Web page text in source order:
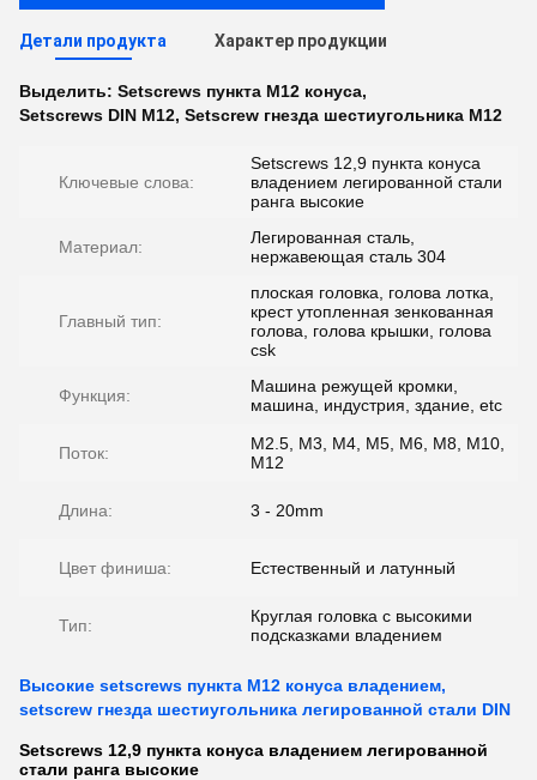
Детали продукта Характер продукции
Выделить: Setscrews пункта M12 конуса,
Setscrews DIN M12, Setscrew гнезда шестиугольника M12
Ключевые слова:
Setscrews 12,9 пункта конуса
владением легированной стали
ранга высокие
Материал:
Легированная сталь,
нержавеющая сталь 304
Главный тип:
плоская головка, голова лотка,
крест утопленная зенкованная
голова, голова крышки, голова
csk
Функция:
Машина режущей кромки,
машина, индустрия, здание, etc
Поток:
M2.5, M3, M4, M5, M6, M8, M10,
M12
Длина: 3 - 20mm
Цвет финиша: Естественный и латунный
Тип:
Круглая головка с высокими
подсказками владением
Высокие setscrews пункта M12 конуса владением,
setscrew гнезда шестиугольника легированной стали DIN
Setscrews 12,9 пункта конуса владением легированной
стали ранга высокие